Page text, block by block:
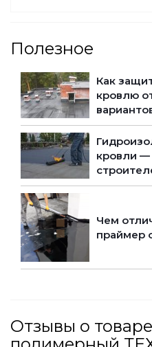
Полезное
Как
кровлю
кровли
Чем
праймер
Отзывы о